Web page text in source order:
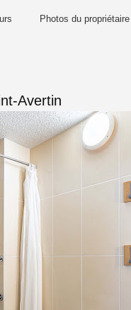
Photos du propriétaire